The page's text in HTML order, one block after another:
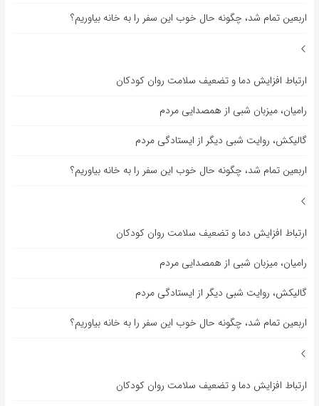
اربعین تمام شد، چگونه حال خوب این سفر را به خانه بیاوریم؟
ارتباط افزایش دما و تضعیف سلامت روان کودکان
رامیان، میزبان شبی از همصدایی مردم
گالیکش، روایت شبی دیگر از ایستادگی مردم
اربعین تمام شد، چگونه حال خوب این سفر را به خانه بیاوریم؟
ارتباط افزایش دما و تضعیف سلامت روان کودکان
رامیان، میزبان شبی از همصدایی مردم
گالیکش، روایت شبی دیگر از ایستادگی مردم
اربعین تمام شد، چگونه حال خوب این سفر را به خانه بیاوریم؟
ارتباط افزایش دما و تضعیف سلامت روان کودکان